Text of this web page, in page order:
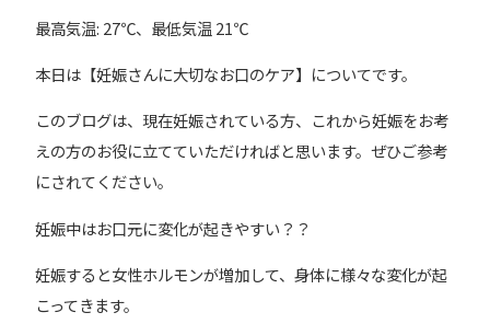
最高気温: 27℃、最低気温 21℃
本日は【妊娠さんに大切なお口のケア】についてです。
このブログは、現在妊娠されている方、これから妊娠をお考
えの方のお役に立てていただければと思います。ぜひご参考
にされてください。
妊娠中はお口元に変化が起きやすい？？
妊娠すると女性ホルモンが増加して、身体に様々な変化が起
こってきます。